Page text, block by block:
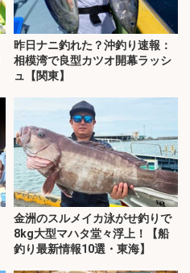
昨日ナニ釣れた？沖釣り速報：
相模湾で良型カツオ開幕ラッシ
ュ【関東】
金洲のスルメイカ泳がせ釣りで
8kg大型マハタ堂々浮上！【船
釣り最新情報10選・東海】